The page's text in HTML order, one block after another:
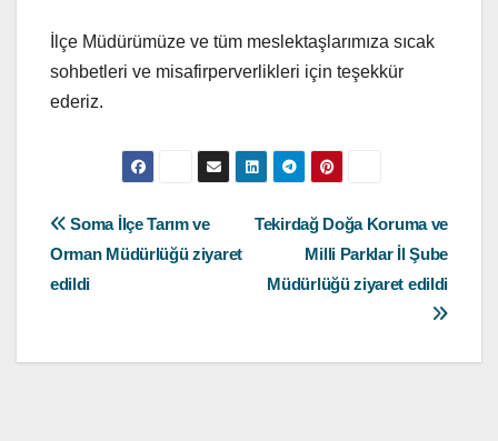
İlçe Müdürümüze ve tüm meslektaşlarımıza sıcak
sohbetleri ve misafirperverlikleri için teşekkür
ederiz.
Yazı
gezinmesi
Tekirdağ Doğa Koruma ve
Milli Parklar İl Şube
Müdürlüğü ziyaret edildi
Soma İlçe Tarım ve
Orman Müdürlüğü ziyaret
edildi